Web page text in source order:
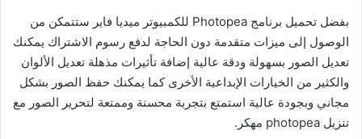
بفضل تحميل برنامج Photopea للكمبيوتر ميديا فاير ستتمكن من
الوصول إلى ميزات متقدمة دون الحاجة لدفع رسوم الاشتراك يمكنك
تعديل الصور بسهولة ودقة عالية إضافة تأثيرات مذهلة تعديل الألوان
والكثير من الخيارات الإبداعية الأخرى كما يمكنك حفظ الصور بشكل
مجاني وبجودة عالية استمتع بتجربة محسنة وممتعة لتحرير الصور مع
تنزيل photopea مهكر.